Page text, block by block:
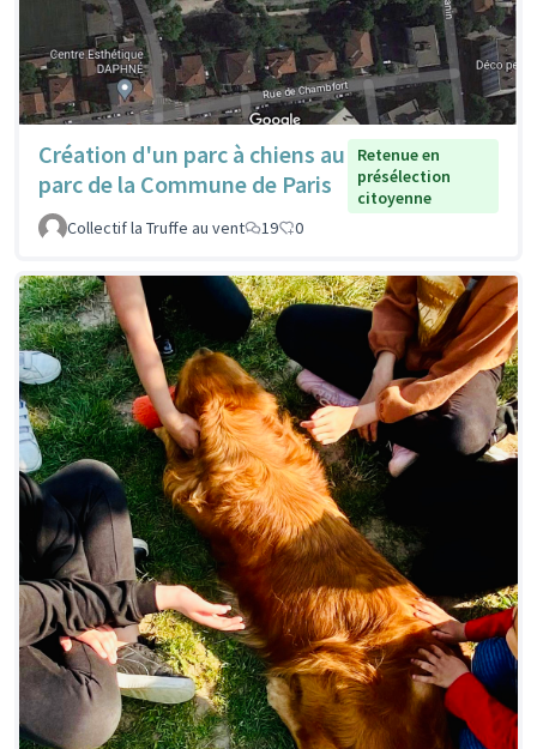
Création d'un parc à chiens au
parc de la Commune de Paris
Retenue en
présélection
citoyenne
Collectif la Truffe au vent
19 0